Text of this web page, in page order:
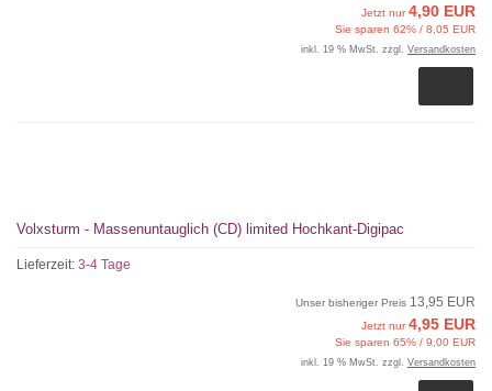
Jetzt nur4,90 EUR
Sie sparen 62% / 8,05 EUR
inkl. 19 % MwSt. zzgl. Versandkosten
Volxsturm - Massenuntauglich (CD) limited Hochkant-Digipac
Lieferzeit: 3-4 Tage
Unser bisheriger Preis 13,95 EUR
Jetzt nur4,95 EUR
Sie sparen 65% / 9,00 EUR
inkl. 19 % MwSt. zzgl. Versandkosten